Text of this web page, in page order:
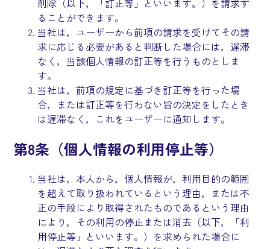
削除（以下，「訂正等」といいます。）を請求す
ることができます。
当社は，ユーザーから前項の請求を受けてその請
求に応じる必要があると判断した場合には，遅滞
なく，当該個人情報の訂正等を行うものとしま
す。
当社は，前項の規定に基づき訂正等を行った場
合，または訂正等を行わない旨の決定をしたとき
は遅滞なく，これをユーザーに通知します。
第8条（個人情報の利用停止等）
当社は，本人から，個人情報が，利用目的の範囲
を超えて取り扱われているという理由，または不
正の手段により取得されたものであるという理由
により，その利用の停止または消去（以下，「利
用停止等」といいます。）を求められた場合に